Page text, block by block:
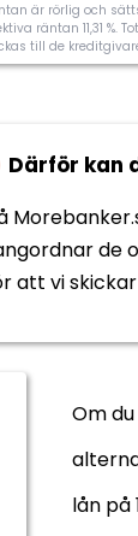
Svarer på
är rörlig och
räntan 11,31
till de
Utan UC
Därför kan
de
att vi
Om
lån på